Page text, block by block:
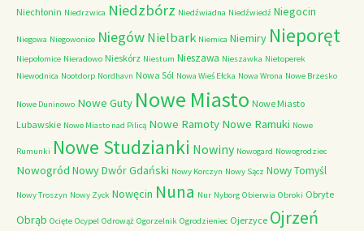
Niechłonin Niedrzwica Niedzbórz Niedźwiadna Niedźwiedź Niegocin
Niegowa Niegowonice Niegów Nielbark Niemica Niemiry Nieporęt
Niepołomice Nieradowo Nieskórz Niestum Nieszawa Nieszawka Nietoperek
Niewodnica Nootdorp Nordhavn Nowa Sól Nowa Wieś Ełcka Nowa Wrona Nowe Brzesko
Nowe Duninowo Nowe Guty Nowe Miasto Nowe Miasto
Lubawskie Nowe Miasto nad Pilicą Nowe Ramoty Nowe Ramuki Nowe
Rumunki Nowe Studzianki Nowiny Nowogard Nowogrodziec
Nowogród Nowy Dwór Gdański Nowy Korczyn Nowy Sącz Nowy Tomyśl
Nowy Troszyn Nowy Zyck Nowęcin Nuna Nur Nyborg Obierwia Obroki Obryte
Obrąb Ocięte Ocypel Odrowąż Ogorzelnik Ogrodzieniec Ojerzyce Ojrzeń